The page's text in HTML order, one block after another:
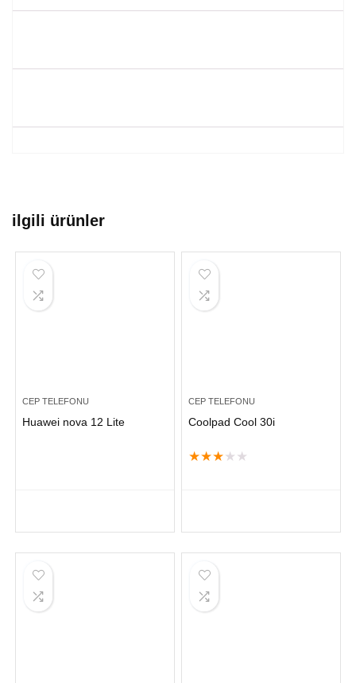
ilgili ürünler
CEP TELEFONU
Huawei nova 12 Lite
CEP TELEFONU
Coolpad Cool 30i
★★★ ★ ★